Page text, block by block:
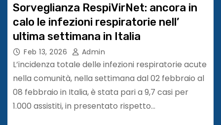
Sorveglianza RespiVirNet: ancora in
calo le infezioni respiratorie nell’
ultima settimana in Italia
Feb 13, 2026 Admin
L’incidenza totale delle infezioni respiratorie acute
nella comunità, nella settimana dal 02 febbraio al
08 febbraio in Italia, è stata pari a 9,7 casi per
1.000 assistiti, in presentato rispetto…